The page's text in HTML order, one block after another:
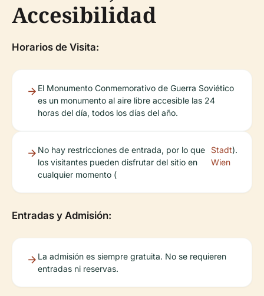
Accesibilidad
Horarios de Visita:
El Monumento Conmemorativo de Guerra Soviético
es un monumento al aire libre accesible las 24
horas del día, todos los días del año.
No hay restricciones de entrada, por lo que
los visitantes pueden disfrutar del sitio en
cualquier momento (
Stadt
Wien
).
Entradas y Admisión:
La admisión es siempre gratuita. No se requieren
entradas ni reservas.